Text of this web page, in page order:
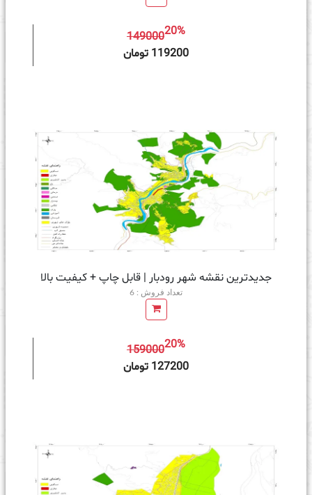
14900020%
119200 تومان
جدیدترین نقشه شهر رودبار | قابل چاپ + کیفیت بالا
تعداد فروش : 6
15900020%
127200 تومان